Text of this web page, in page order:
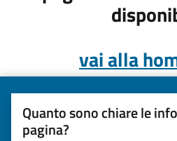
vai alla
Quanto sono chiare le
pagina?